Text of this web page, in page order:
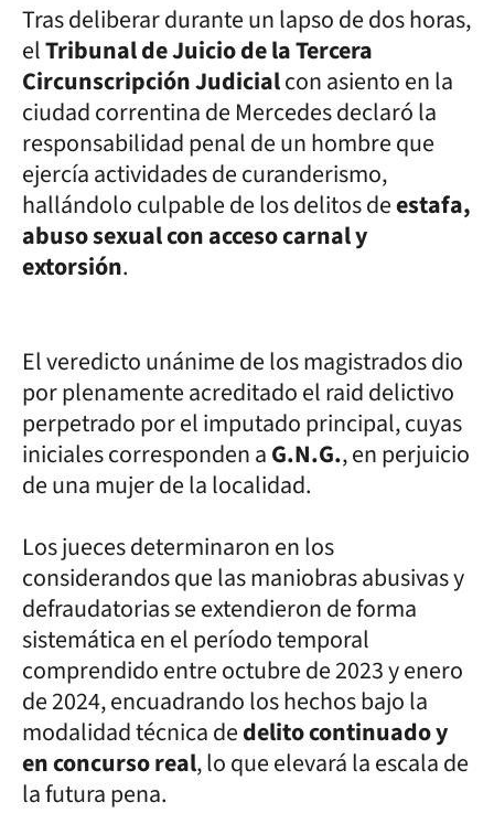
Tras deliberar durante un lapso de dos horas,
elTribunal de Juicio de la Tercera
Circunscripción Judicialcon asiento en la
ciudad correntina de Mercedes declaró la
responsabilidad penal de un hombre que
ejercía actividades de curanderismo,
hallándolo culpable de los delitos deestafa,
abuso sexual con acceso carnal y
extorsión.
El veredicto unánime de los magistrados dio
por plenamente acreditado el raid delictivo
perpetrado por el imputado principal, cuyas
iniciales corresponden aG.N.G., en perjuicio
de una mujer de la localidad.
Los jueces determinaron en los
considerandos que las maniobras abusivas y
defraudatorias se extendieron de forma
sistemática en el período temporal
comprendido entre octubre de 2023 y enero
de 2024, encuadrando los hechos bajo la
modalidad técnica dedelito continuado y
en concurso real, lo que elevará la escala de
la futura pena.